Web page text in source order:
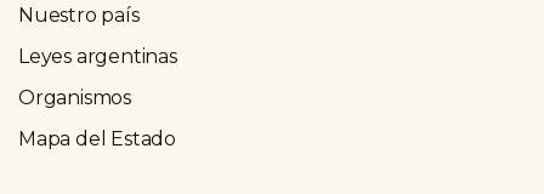
Nuestro país
Leyes argentinas
Organismos
Mapa del Estado